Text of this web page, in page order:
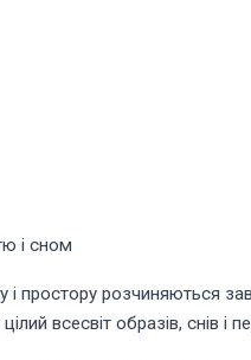
і сном
простору розчиняються
всесвіт образів, снів і